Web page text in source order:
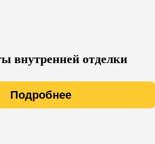
внутренней отделки
Подробнее